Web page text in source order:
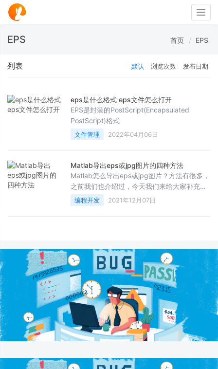
EPS 首页 EPS
列表 默认 浏览次数 发布日期
eps是什么格式 eps文件怎么打开
EPS是封装的PostScript(Encapsulated
PostScript)格式
文件管理 2022年04月06日
Matlab导出eps或jpg图片的四种方法
Matlab怎么导出eps或jpg图片？方法有很多，
之前我们也介绍过，今天我们来给大家补充汇
总一下，一共有四种方法，需要的朋友可以进
来参考一下
编程开发 2021年12月07日